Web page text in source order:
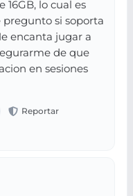
16GB, lo cual es
si soporta
encanta jugar a
de que
en sesiones